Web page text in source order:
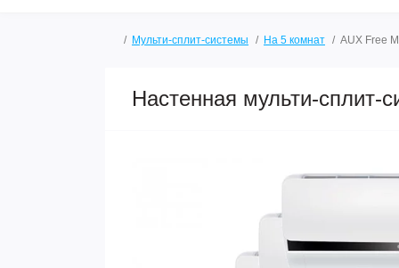
Мульти-сплит-системы На 5 комнат AUX Free
Настенная мульти-сплит-